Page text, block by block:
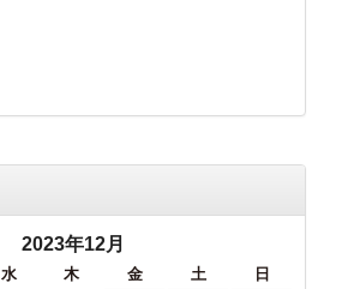
2023年12月
水 木 金 土 日